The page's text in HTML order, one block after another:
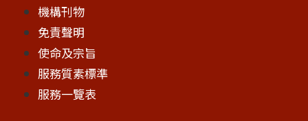
機構刊物
免責聲明
使命及宗旨
服務質素標準
服務一覽表